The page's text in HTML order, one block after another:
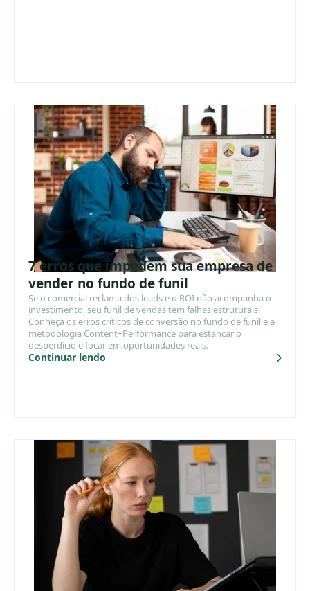
7 erros que impedem sua empresa de
vender no fundo de funil
Se o comercial reclama dos leads e o ROI não acompanha o
investimento, seu funil de vendas tem falhas estruturais.
Conheça os erros críticos de conversão no fundo de funil e a
metodologia Content+Performance para estancar o
desperdício e focar em oportunidades reais.
Continuar lendo